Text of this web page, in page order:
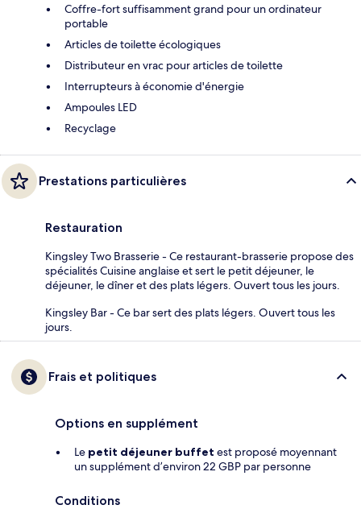
Coffre-fort suffisamment grand pour un ordinateur
portable
Articles de toilette écologiques
Distributeur en vrac pour articles de toilette
Interrupteurs à économie d'énergie
Ampoules LED
Recyclage
Prestations particulières
Restauration
Kingsley Two Brasserie - Ce restaurant-brasserie propose des
spécialités Cuisine anglaise et sert le petit déjeuner, le
déjeuner, le dîner et des plats légers. Ouvert tous les jours.
Kingsley Bar - Ce bar sert des plats légers. Ouvert tous les
jours.
Frais et politiques
Options en supplément
Le petit déjeuner buffet est proposé moyennant
un supplément d’environ 22 GBP par personne
Conditions